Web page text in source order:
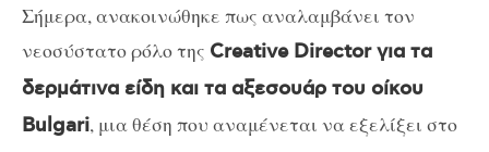
Σήμερα, ανακοινώθηκε πως αναλαμβάνει τον
νεοσύστατο ρόλο της Creative Director για τα
δερμάτινα είδη και τα αξεσουάρ του οίκου
Bulgari, μια θέση που αναμένεται να εξελίξει στο